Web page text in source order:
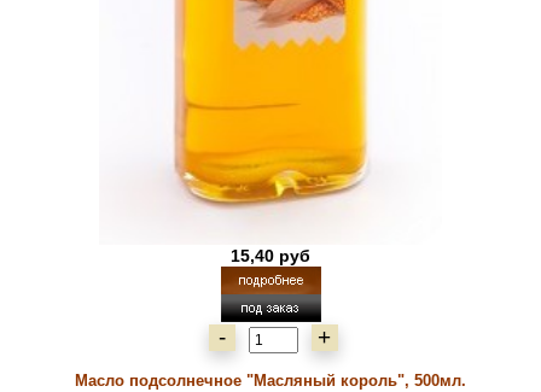
15,40 руб
- +
Масло подсолнечное "Масляный король", 500мл.